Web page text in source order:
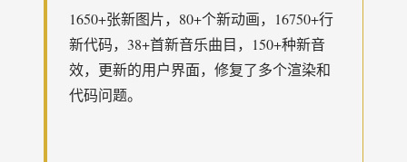
1650+张新图片，80+个新动画，16750+行
新代码，38+首新音乐曲目，150+种新音
效，更新的用户界面，修复了多个渲染和
代码问题。